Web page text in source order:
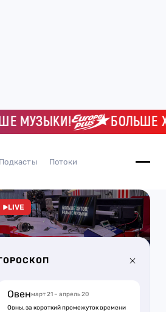
БОЛЬШЕ
Подкасты Потоки
LIVE
Овенмарт 21 – апрель 20
Овны, за короткий промежуток времени